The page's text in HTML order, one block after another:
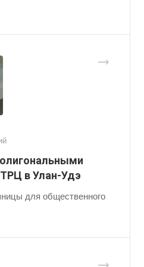
в Улан-Удэ
для общественного